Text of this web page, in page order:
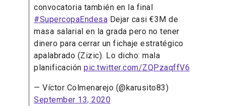
convocatoria también en la final
#SupercopaEndesa Dejar casi €3M de
masa salarial en la grada pero no tener
dinero para cerrar un fichaje estratégico
apalabrado (Zizic). Lo dicho: mala
planificación pic.twitter.com/ZQPzaqffV6
— Víctor Colmenarejo (@karusito83)
September 13, 2020